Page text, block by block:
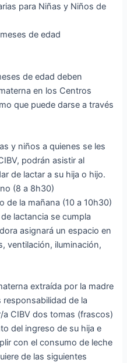
para Niñas y Niños de
de edad
de edad deben
en los Centros
que puede darse a través
y niños a quienes se les
podrán asistir al
de lactar a su hija o hijo.
(8 a 8h30)
de la mañana (10 a 10h30)
lactancia se cumpla
asignará un espacio en
ventilación, iluminación,
extraída por la madre
responsabilidad de la
CIBV dos tomas (frascos)
del ingreso de su hija e
con el consumo de leche
de las siguientes